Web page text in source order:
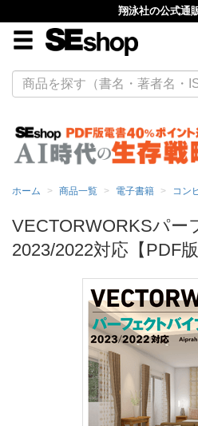
翔泳社の公式通
ホーム 商品一覧 電子書籍 コン
VECTORWORKSパー
2023/2022対応【PDF版